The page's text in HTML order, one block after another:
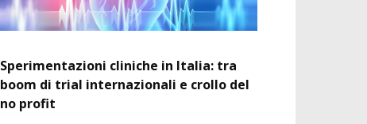
Sperimentazioni cliniche in Italia: tra
boom di trial internazionali e crollo del
no profit